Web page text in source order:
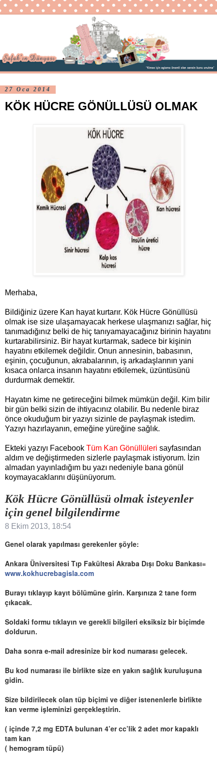
27 Oca 2014
KÖK HÜCRE GÖNÜLLÜSÜ OLMAK
Merhaba,
Bildiğiniz üzere Kan hayat kurtarır. Kök Hücre Gönüllüsü
olmak ise size ulaşamayacak herkese ulaşmanızı sağlar, hiç
tanımadığınız belki de hiç tanıyamayacağınız birinin hayatını
kurtarabilirsiniz. Bir hayat kurtarmak, sadece bir kişinin
hayatını etkilemek değildir. Onun annesinin, babasının,
eşinin, çocuğunun, akrabalarının, iş arkadaşlarının yani
kısaca onlarca insanın hayatını etkilemek, üzüntüsünü
durdurmak demektir.
Hayatın kime ne getireceğini bilmek mümkün değil. Kim bilir
bir gün belki sizin de ihtiyacınız olabilir. Bu nedenle biraz
önce okuduğum bir yazıyı sizinle de paylaşmak istedim.
Yazıyı hazırlayanın, emeğine yüreğine sağlık.
Ekteki yazıyı Facebook Tüm Kan Gönüllüleri sayfasından
aldım ve değiştirmeden sizlerle paylaşmak istiyorum. İzin
almadan yayınladığım bu yazı nedeniyle bana gönül
koymayacaklarını düşünüyorum.
Kök Hücre Gönüllüsü olmak isteyenler
için genel bilgilendirme
8 Ekim 2013, 18:54
Genel olarak yapılması gerekenler şöyle:
Ankara Üniversitesi Tıp Fakültesi Akraba Dışı Doku Bankası=
www.kokhucrebagisla.com
Burayı tıklayıp kayıt bölümüne girin. Karşınıza 2 tane form
çıkacak.
Soldaki formu tıklayın ve gerekli bilgileri eksiksiz bir biçimde
doldurun.
Daha sonra e-mail adresinize bir kod numarası gelecek.
Bu kod numarası ile birlikte size en yakın sağlık kuruluşuna
gidin.
Size bildirilecek olan tüp biçimi ve diğer istenenlerle birlikte
kan verme işleminizi gerçekleştirin.
( içinde 7,2 mg EDTA bulunan 4’er cc’lik 2 adet mor kapaklı
tam kan
( hemogram tüpü)